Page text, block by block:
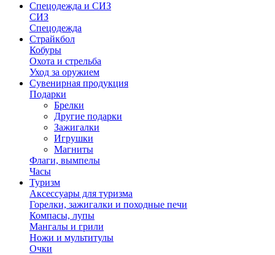
Спецодежда и СИЗ
СИЗ
Спецодежда
Страйкбол
Кобуры
Охота и стрельба
Уход за оружием
Сувенирная продукция
Подарки
Брелки
Другие подарки
Зажигалки
Игрушки
Магниты
Флаги, вымпелы
Часы
Туризм
Аксессуары для туризма
Горелки, зажигалки и походные печи
Компасы, лупы
Мангалы и грили
Ножи и мультитулы
Очки